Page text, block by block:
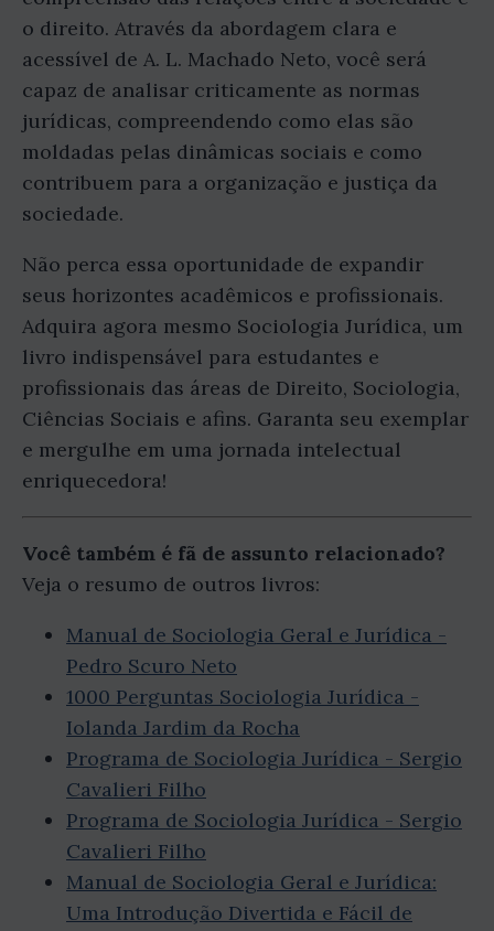
o direito. Através da abordagem clara e
acessível de A. L. Machado Neto, você será
capaz de analisar criticamente as normas
jurídicas, compreendendo como elas são
moldadas pelas dinâmicas sociais e como
contribuem para a organização e justiça da
sociedade.
Não perca essa oportunidade de expandir
seus horizontes acadêmicos e profissionais.
Adquira agora mesmo Sociologia Jurídica, um
livro indispensável para estudantes e
profissionais das áreas de Direito, Sociologia,
Ciências Sociais e afins. Garanta seu exemplar
e mergulhe em uma jornada intelectual
enriquecedora!
Você também é fã de assunto relacionado?
Veja o resumo de outros livros:
Manual de Sociologia Geral e Jurídica -
Pedro Scuro Neto
1000 Perguntas Sociologia Jurídica -
Iolanda Jardim da Rocha
Programa de Sociologia Jurídica - Sergio
Cavalieri Filho
Programa de Sociologia Jurídica - Sergio
Cavalieri Filho
Manual de Sociologia Geral e Jurídica:
Uma Introdução Divertida e Fácil de